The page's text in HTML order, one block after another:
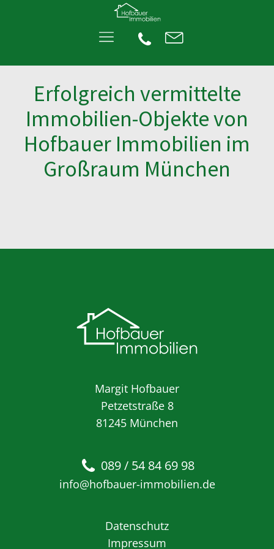
Erfolgreich vermittelte
Immobilien-Objekte von
Hofbauer Immobilien im
Großraum München
Margit Hofbauer
Petzetstraße 8
81245 München
089 / 54 84 69 98
info@hofbauer-immobilien.de
Datenschutz
Impressum